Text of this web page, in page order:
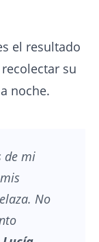
el resultado
su
noche.
de mi
No